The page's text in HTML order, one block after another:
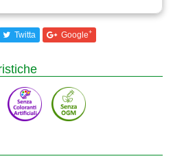
Twitta Google+